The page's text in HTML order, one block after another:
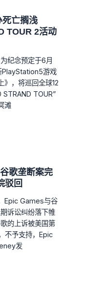
死亡搁浅
TOUR 2活动
纪念预定于6月
PlayStation5游戏
》，将巡回全球12
STRAND TOUR”
滩
歌垄断案完
驳回
Epic Games与谷
诉讼纠纷落下帷
的上诉被美国第
不予支持，Epic
发